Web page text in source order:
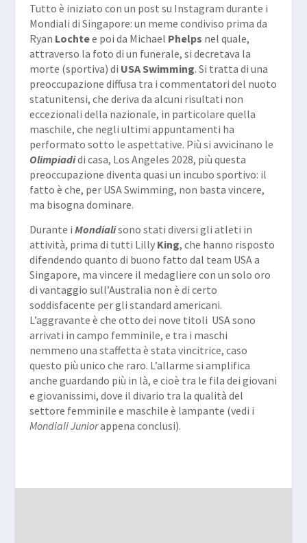
Tutto è iniziato con un post su Instagram durante i
Mondiali di Singapore: un meme condiviso prima da
Ryan Lochtee poi da Michael Phelps nel quale,
attraverso la foto di un funerale, si decretava la
morte (sportiva) di USA Swimming. Si tratta di una
preoccupazione diffusa tra i commentatori del nuoto
statunitensi, che deriva da alcuni risultati non
eccezionali della nazionale, in particolare quella
maschile, che negli ultimi appuntamenti ha
performato sotto le aspettative. Più si avvicinano le
Olimpiadidi casa, Los Angeles 2028, più questa
preoccupazione diventa quasi un incubo sportivo: il
fatto è che, per USA Swimming, non basta vincere,
ma bisogna dominare.
Durante i Mondialisono stati diversi gli atleti in
attività, prima di tutti Lilly King, che hanno risposto
difendendo quanto di buono fatto dal team USA a
Singapore, ma vincere il medagliere con un solo oro
di vantaggio sull’Australia non è di certo
soddisfacente per gli standard americani.
L’aggravante è che otto dei nove titoli USA sono
arrivati in campo femminile, e tra i maschi
nemmeno una staffetta è stata vincitrice, caso
questo più unico che raro. L’allarme si amplifica
anche guardando più in là, e cioè tra le fila dei giovani
e giovanissimi, dove il divario tra la qualità del
settore femminile e maschile è lampante (vedi i
Mondiali Juniorappena conclusi).